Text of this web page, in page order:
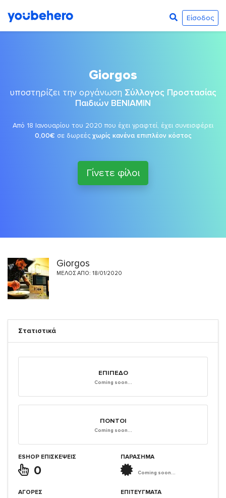
Είσοδος
Giorgos
υποστηρίζει την οργάνωση Σύλλογος Προστασίας
Παιδιών ΒΕΝΙΑΜΙΝ
Από 18 Ιανουαρίου του 2020 που έχει γραφτεί, έχει συνεισφέρει
0,00€ σε δωρεές χωρίς κανένα επιπλέον κόστος
Γίνετε φίλοι
Giorgos
ΜΈΛΟΣ ΑΠΌ: 18/01/2020
Στατιστικά
ΕΠΊΠΕΔΟ
Coming soon...
ΠΌΝΤΟΙ
Coming soon...
ESHOP ΕΠΙΣΚΈΨΕΙΣ
0
ΑΓΟΡΈΣ
ΠΑΡΑΣΗΜΑ
Coming soon...
ΕΠΙΤΕΎΓΜΑΤΑ